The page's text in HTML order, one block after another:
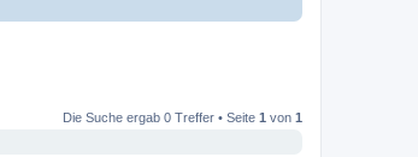
Die Suche ergab 0 Treffer • Seite 1 von 1